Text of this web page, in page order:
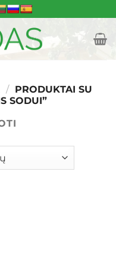
/ PRODUKTAI SU
SODUI”